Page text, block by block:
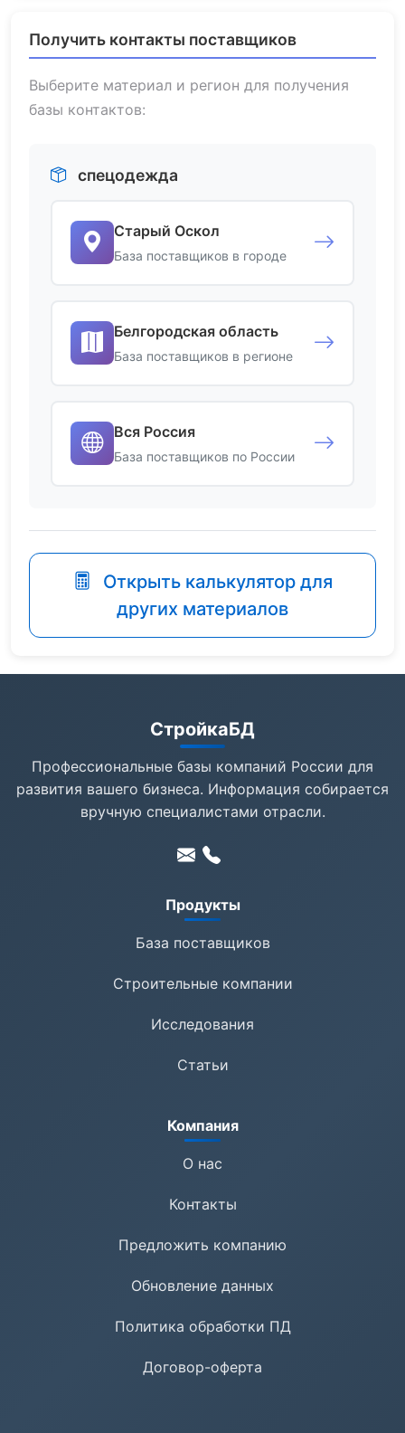
Получить контакты поставщиков
Выберите материал и регион для получения
базы контактов:
спецодежда
Старый Оскол
База поставщиков в городе
Белгородская область
База поставщиков в регионе
Вся Россия
База поставщиков по России
Открыть калькулятор для
других материалов
СтройкаБД
Профессиональные базы компаний России для
развития вашего бизнеса. Информация собирается
вручную специалистами отрасли.
Продукты
База поставщиков
Строительные компании
Исследования
Статьи
Компания
О нас
Контакты
Предложить компанию
Обновление данных
Политика обработки ПД
Договор-оферта